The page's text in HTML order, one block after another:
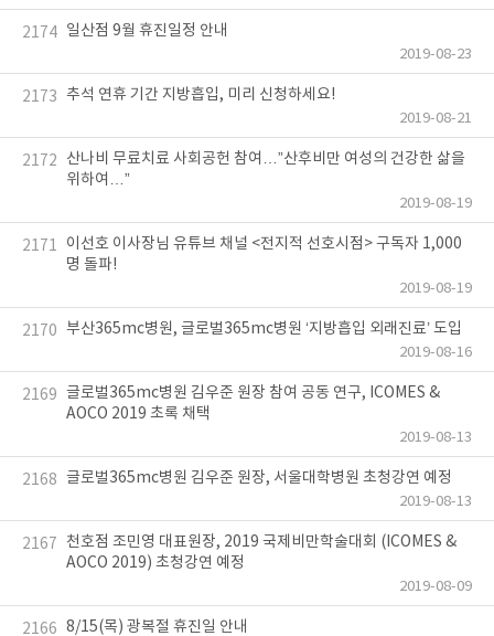
2174 일산점 9월 휴진일정 안내
2019-08-23
2173 추석 연휴 기간 지방흡입, 미리 신청하세요!
2019-08-21
2172
산나비 무료치료 사회공헌 참여…”산후비만 여성의 건강한 삶을
위하여…”
2019-08-19
2171
이선호 이사장님 유튜브 채널 <전지적 선호시점> 구독자 1,000
명 돌파!
2019-08-19
2170 부산365mc병원, 글로벌365mc병원 ‘지방흡입 외래진료’ 도입
2019-08-16
2169 글로벌365mc병원 김우준 원장 참여 공동 연구, ICOMES &
AOCO 2019 초록 채택
2019-08-13
2168 글로벌365mc병원 김우준 원장, 서울대학병원 초청강연 예정
2019-08-13
2167
천호점 조민영 대표원장, 2019 국제비만학술대회 (ICOMES &
AOCO 2019) 초청강연 예정
2019-08-09
2166 8/15(목) 광복절 휴진일 안내